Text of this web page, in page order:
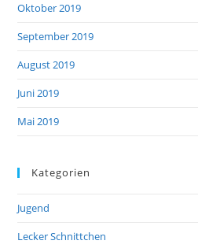
Oktober 2019
September 2019
August 2019
Juni 2019
Mai 2019
Kategorien
Jugend
Lecker Schnittchen